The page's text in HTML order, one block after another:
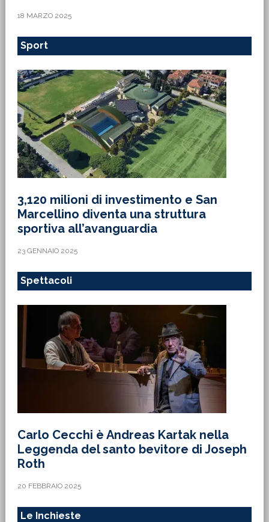
18 MARZO 2025
Sport
3,120 milioni di investimento e San
Marcellino diventa una struttura
sportiva all’avanguardia
23 GENNAIO 2025
Spettacoli
Carlo Cecchi è Andreas Kartak nella
Leggenda del santo bevitore di Joseph
Roth
20 FEBBRAIO 2025
Le Inchieste